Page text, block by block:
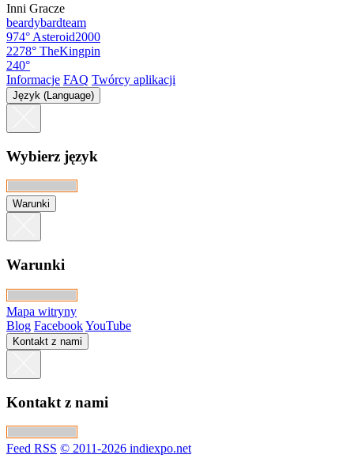
Inni Gracze
beardybardteam
974° Asteroid2000
2278° TheKingpin
240°
Informacje FAQ Twórcy aplikacji
Język (Language)
Wybierz język
Warunki
Warunki
Mapa witryny
Blog FacebookYouTube
Kontakt z nami
Kontakt z nami
Feed RSS © 2011-2026 indiexpo.net